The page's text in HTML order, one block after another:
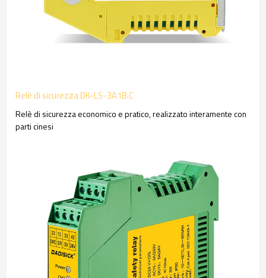
Relè di sicurezza DK-LS-3A1B.C
Relè di sicurezza economico e pratico, realizzato interamente con
parti cinesi